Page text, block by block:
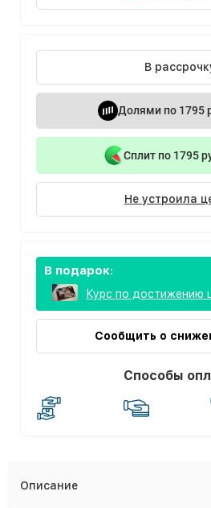
В
Долями по 1795
Сплит по 1795
Не устроила
В подарок:
Курс по достижению
Сообщить о
Способы
Описание